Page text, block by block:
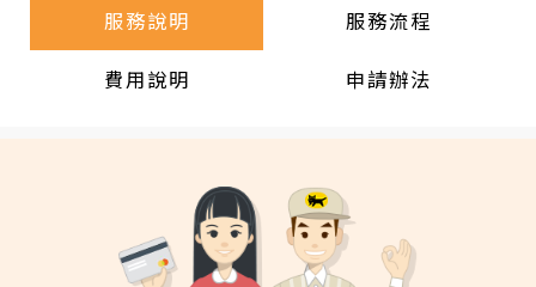
服務說明 服務流程
費用說明 申請辦法